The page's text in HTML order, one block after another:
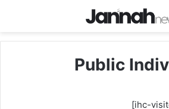
Public